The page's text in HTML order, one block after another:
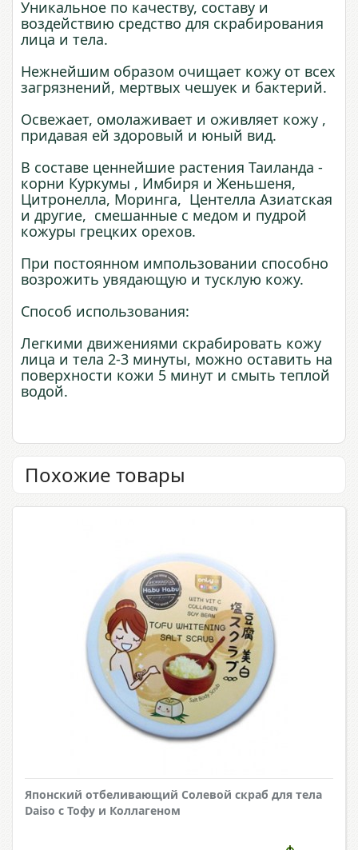
Уникальное по качеству, составу и
воздействию средство для скрабирования
лица и тела.
Нежнейшим образом очищает кожу от всех
загрязнений, мертвых чешуек и бактерий.
Освежает, омолаживает и оживляет кожу ,
придавая ей здоровый и юный вид.
В составе ценнейшие растения Таиланда -
корни Куркумы , Имбиря и Женьшеня,
Цитронелла, Моринга, Центелла Азиатская
и другие, смешанные с медом и пудрой
кожуры грецких орехов.
При постоянном импользовании способно
возрожить увядающую и тусклую кожу.
Способ использования:
Легкими движениями скрабировать кожу
лица и тела 2-3 минуты, можно оставить на
поверхности кожи 5 минут и смыть теплой
водой.
Похожие товары
Японский отбеливающий Солевой скраб для тела
Daiso с Тофу и Коллагеном